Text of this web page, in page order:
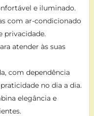
e iluminado.
com ar-condicionado
privacidade.
atender às suas
com dependência
no dia a dia.
elegância e